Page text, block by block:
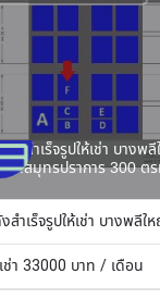
ดังสำเร็จรูปให้เช่า บางพ
จ.สมุทรปราการ 300 ต
สำเร็จรูปให้เช่า บางพลี
เช่า 33000 บาท / เดือน